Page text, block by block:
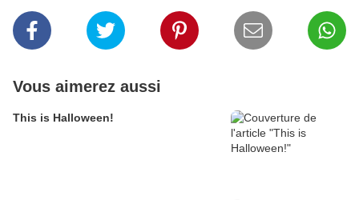
Vous aimerez aussi
This is Halloween!